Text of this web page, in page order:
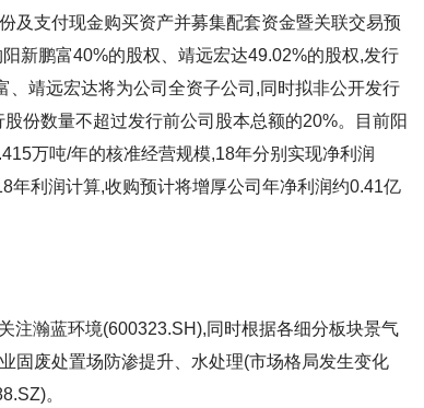
及支付现金购买资产并募集配套资金暨关联交易预
新鹏富40%的股权、靖远宏达49.02%的股权,发行
、靖远宏达将为公司全资子公司,同时拟非公开发行
份数量不超过发行前公司股本总额的20%。目前阳
万吨/年的核准经营规模,18年分别实现净利润
年利润计算,收购预计将增厚公司年净利润约0.41亿
注瀚蓝环境(600323.SH),同时根据各细分板块景气
固废处置场防渗提升、水处理(市场格局发生变化
。